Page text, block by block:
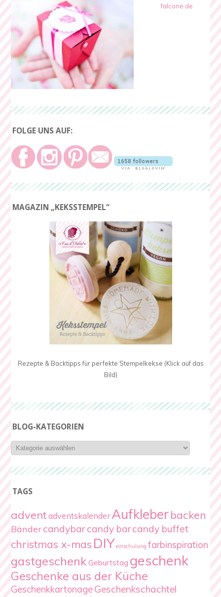
falcone.de
FOLGE UNS AUF:
MAGAZIN „KEKSSTEMPEL“
Rezepte & Backtipps für perfekte Stempelkekse (Klick auf das
Bild)
BLOG-KATEGORIEN
Blog-
Kategorien
TAGS
advent adventskalenderAufkleberbacken
Bändercandybarcandy barcandy buffet
christmas x-mas DIY einschulung farbinspiration
gastgeschenk Geburtstag geschenk
Geschenke aus der Küche
GeschenkkartonageGeschenkschachtel